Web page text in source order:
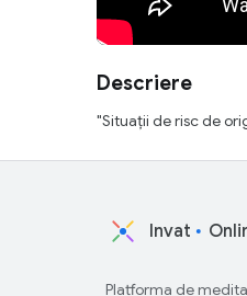
Descriere
"Situaţii de risc de
Invat
Platforma de